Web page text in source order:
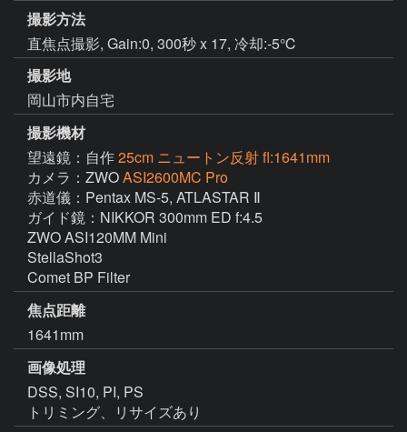
撮影方法
直焦点撮影, Gain:0, 300秒 x 17, 冷却:-5℃
撮影地
岡山市内自宅
撮影機材
望遠鏡：自作25cm ニュートン反射 fl:1641mm
カメラ：ZWOASI2600MC Pro
赤道儀：Pentax MS-5, ATLASTAR Ⅱ
ガイド鏡：NIKKOR 300mm ED f:4.5
ZWO ASI120MM Mini
StellaShot3
Comet BP Filter
焦点距離
1641mm
画像処理
DSS, SI10, PI, PS
トリミング、リサイズあり